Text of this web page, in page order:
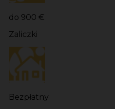
do 900 €
Zaliczki
Bezpłatny